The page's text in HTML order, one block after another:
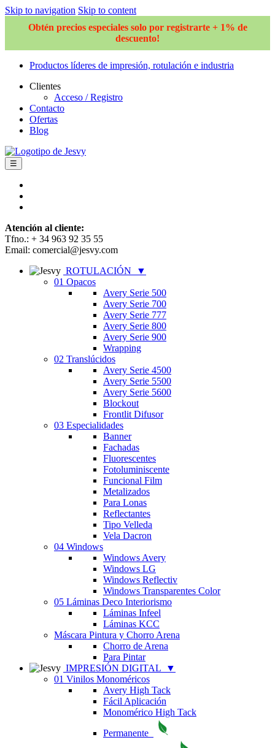
Skip to navigation Skip to content
Obtén precios especiales solo por registrarte + 1% de
descuento!
Productos líderes de impresión, rotulación e industria
Clientes
Acceso / Registro
Contacto
Ofertas
Blog
☰
Atención al cliente:
Tfno.: + 34 963 92 35 55
Email: comercial@jesvy.com
ROTULACIÓN
▼
01 Opacos
Avery Serie 500
Avery Serie 700
Avery Serie 777
Avery Serie 800
Avery Serie 900
Wrapping
02 Translúcidos
Avery Serie 4500
Avery Serie 5500
Avery Serie 5600
Blockout
Frontlit Difusor
03 Especialidades
Banner
Fachadas
Fluorescentes
Fotoluminiscente
Funcional Film
Metalizados
Para Lonas
Reflectantes
Tipo Velleda
Vela Dacron
04 Windows
Windows Avery
Windows LG
Windows Reflectiv
Windows Transparentes Color
05 Láminas Deco Interiorismo
Láminas Infeel
Láminas KCC
Máscara Pintura y Chorro Arena
Chorro de Arena
Para Pintar
IMPRESIÓN DIGITAL
▼
01 Vinilos Monoméricos
Avery High Tack
Fácil Aplicación
Monomérico High Tack
Permanente